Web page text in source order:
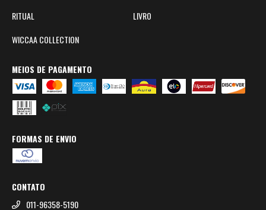
RITUAL
LIVRO
WICCAA COLLECTION
MEIOS DE PAGAMENTO
FORMAS DE ENVIO
CONTATO
011-96358-5190